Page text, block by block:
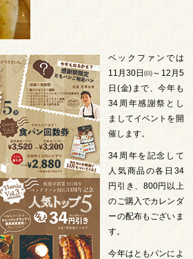
ベックファンでは
11月30日㈰～12月5
日(金)まで、今年も
34周年感謝祭とし
ましてイベントを開
催します。
34周年を記念して
人気商品の各日34
円引き、800円以上
のご購入でカレンダ
ーの配布もございま
す。
今年はともパンによ